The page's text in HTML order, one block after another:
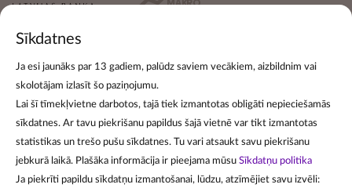
Sīkdatnes
Ja esi jaunāks par 13 gadiem, palūdz saviem vecākiem, aizbildnim vai
skolotājam izlasīt šo paziņojumu.
Lai šī tīmekļvietne darbotos, tajā tiek izmantotas obligāti nepieciešamās
sīkdatnes. Ar tavu piekrišanu papildus šajā vietnē var tikt izmantotas
statistikas un trešo pušu sīkdatnes. Tu vari atsaukt savu piekrišanu
jebkurā laikā. Plašāka informācija ir pieejama mūsu Sīkdatņu politika
Ja piekrīti papildu sīkdatņu izmantošanai, lūdzu, atzīmējiet savu izvēli:
Pieraksties jaunumiem
Lai pierakstītos jaunumu izsūtīšanai, norādi savu e-pasta